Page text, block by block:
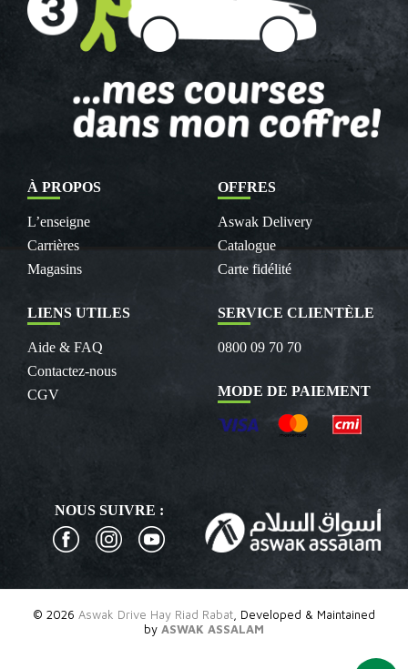
À PROPOS
L’enseigne
Carrières
Magasins
OFFRES
Aswak Delivery
Catalogue
Carte fidélité
LIENS UTILES
Aide & FAQ
Contactez-nous
CGV
SERVICE CLIENTÈLE
0800 09 70 70
MODE DE PAIEMENT
NOUS SUIVRE :
© 2026 Aswak Drive Hay Riad Rabat , Developed & Maintained
by ASWAK ASSALAM